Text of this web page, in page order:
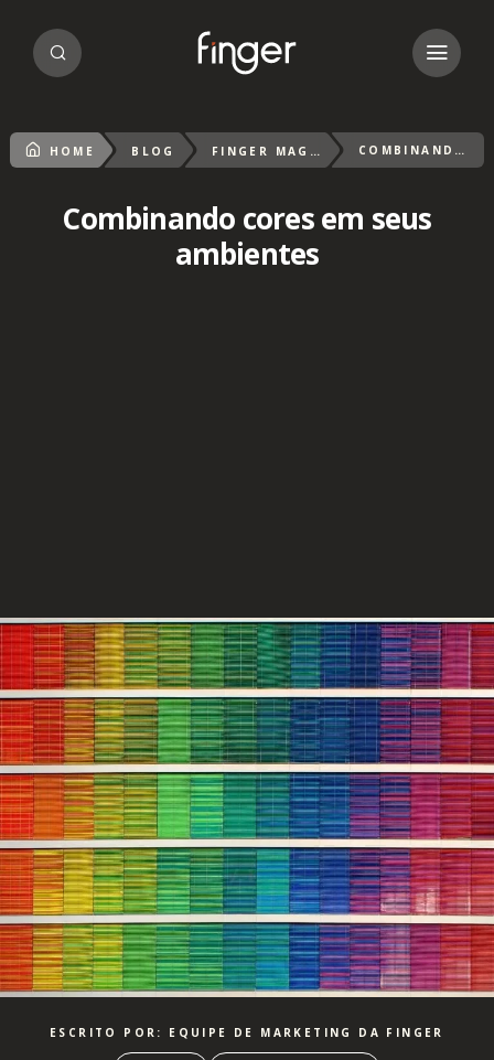
HOME BLOG FINGER MAGAZIN COMBINANDO CORES EM SEUS AMBIENTES
Combinando cores em seus
ambientes
ESCRITO POR: EQUIPE DE MARKETING DA FINGER